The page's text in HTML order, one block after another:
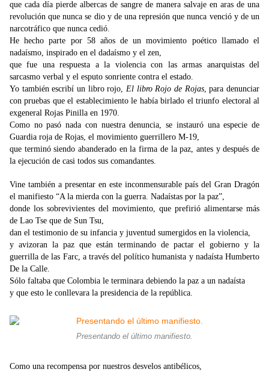
que cada día pierde albercas de sangre de manera salvaje en aras de una
revolución que nunca se dio y de una represión que nunca venció y de un
narcotráfico que nunca cedió.
He hecho parte por 58 años de un movimiento poético llamado el
nadaísmo, inspirado en el dadaísmo y el zen,
que fue una respuesta a la violencia con las armas anarquistas del
sarcasmo verbal y el esputo sonriente contra el estado.
Yo también escribí un libro rojo, El libro Rojo de Rojas, para denunciar
con pruebas que el establecimiento le había birlado el triunfo electoral al
exgeneral Rojas Pinilla en 1970.
Como no pasó nada con nuestra denuncia, se instauró una especie de
Guardia roja de Rojas, el movimiento guerrillero M-19,
que terminó siendo abanderado en la firma de la paz, antes y después de
la ejecución de casi todos sus comandantes.
Vine también a presentar en este inconmensurable país del Gran Dragón
el manifiesto “A la mierda con la guerra. Nadaístas por la paz”,
donde los sobrevivientes del movimiento, que prefirió alimentarse más
de Lao Tse que de Sun Tsu,
dan el testimonio de su infancia y juventud sumergidos en la violencia,
y avizoran la paz que están terminando de pactar el gobierno y la
guerrilla de las Farc, a través del político humanista y nadaísta Humberto
De la Calle.
Sólo faltaba que Colombia le terminara debiendo la paz a un nadaísta
y que esto le conllevara la presidencia de la república.
Presentando el último manifiesto.
Como una recompensa por nuestros desvelos antibélicos,